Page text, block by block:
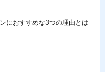
におすすめな3つの理由とは